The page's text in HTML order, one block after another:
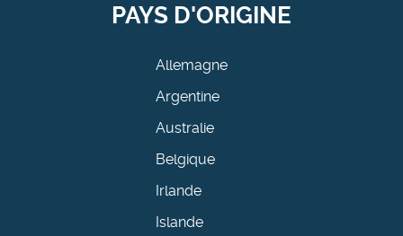
PAYS D'ORIGINE
Allemagne
Argentine
Australie
Belgique
Irlande
Islande